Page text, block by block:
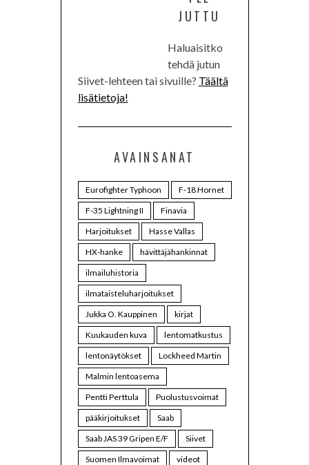
JUTTU
Haluaisitko
tehdä jutun
Siivet-lehteen tai sivuille? Täältä
lisätietoja!
AVAINSANAT
Eurofighter Typhoon
F-18 Hornet
F-35 Lightning II
Finavia
Harjoitukset
Hasse Vallas
HX-hanke
hävittäjähankinnat
ilmailuhistoria
ilmataisteluharjoitukset
Jukka O. Kauppinen
kirjat
Kuukauden kuva
lentomatkustus
lentonäytökset
Lockheed Martin
Malmin lentoasema
Pentti Perttula
Puolustusvoimat
pääkirjoitukset
Saab
Saab JAS 39 Gripen E/F
Siivet
Suomen Ilmavoimat
videot